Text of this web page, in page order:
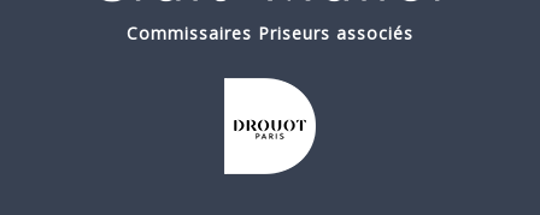
Commissaires Priseurs associés